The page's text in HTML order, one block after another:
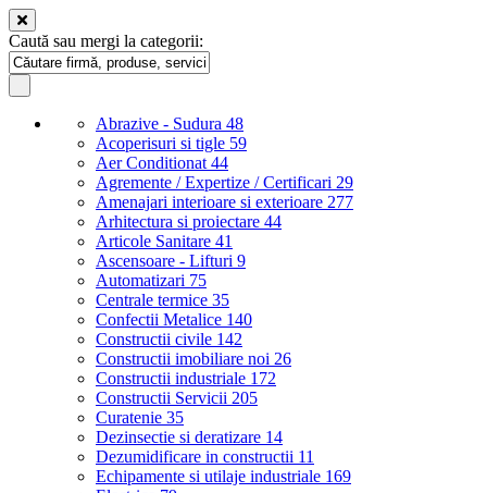
Caută sau mergi la categorii:
Abrazive - Sudura 48
Acoperisuri si tigle 59
Aer Conditionat 44
Agremente / Expertize / Certificari 29
Amenajari interioare si exterioare 277
Arhitectura si proiectare 44
Articole Sanitare 41
Ascensoare - Lifturi 9
Automatizari 75
Centrale termice 35
Confectii Metalice 140
Constructii civile 142
Constructii imobiliare noi 26
Constructii industriale 172
Constructii Servicii 205
Curatenie 35
Dezinsectie si deratizare 14
Dezumidificare in constructii 11
Echipamente si utilaje industriale 169